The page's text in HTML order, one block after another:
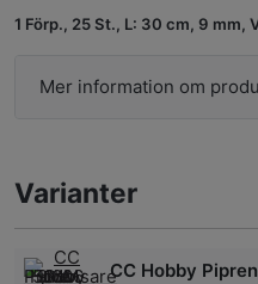
1 Förp., 25 St., L: 30 cm, 9 mm,
Mer information om
Varianter
CC Hobby